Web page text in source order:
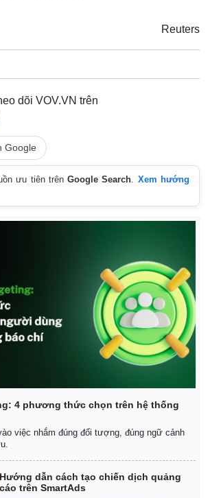
Infographic
Reuters
dõi VOV.VN trên
Google
ưu tiên trênGoogle Search. Xem hướng
4 phương thức chọn trên hệ thống
việc nhắm đúng đối tượng, đúng ngữ cảnh
Hướng dẫn cách tạo chiến dịch quảng
cáo trên SmartAds